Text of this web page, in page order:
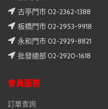
古亭門市 02-2362-1388
板橋門市 02-2953-9918
永和門市 02-2929-8821
批發總部 02-2920-1618
會員服務
訂單查詢